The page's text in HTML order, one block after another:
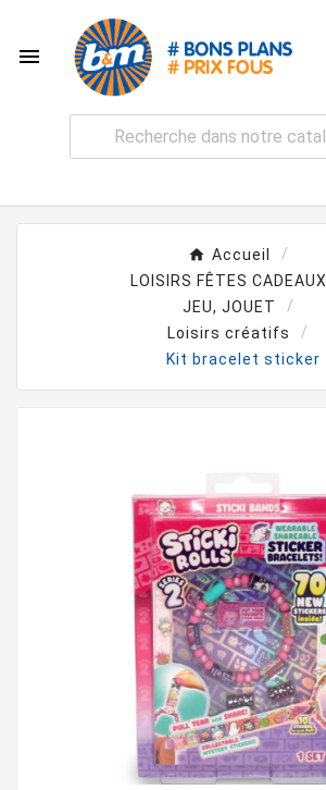

Accueil
LOISIRS FÊTES CADEAUX
JEU, JOUET
Loisirs créatifs
Kit bracelet sticker